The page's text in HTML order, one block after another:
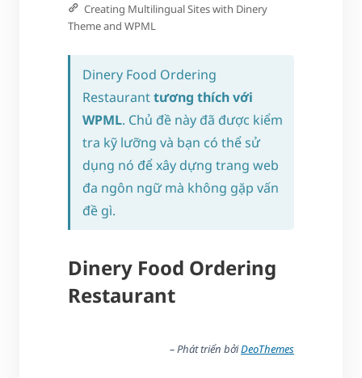
Creating Multilingual Sites with Dinery
Theme and WPML
Dinery Food Ordering
Restauranttương thích với
WPML. Chủ đề này đã được kiểm
tra kỹ lưỡng và bạn có thể sử
dụng nó để xây dựng trang web
đa ngôn ngữ mà không gặp vấn
đề gì.
Dinery Food Ordering
Restaurant
– Phát triển bởiDeoThemes